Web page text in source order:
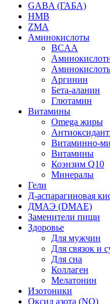
GABA (ГАБА)
HMB
ZMA
Аминокислоты
BCAA
Аргинин
Бета-аланин
Глютамин
Витамины
Omega жиры
Витаминно-
Витамины
Коэнзим Q10
Минералы
Гели
Д-аспарагиновая
ДМАЭ (DMAE)
Заменители пищи
Здоровье
Для мужчин
Для связок и
Для сна
Коллаген
Мелатонин
Изотоники
Оксид азота (NO)